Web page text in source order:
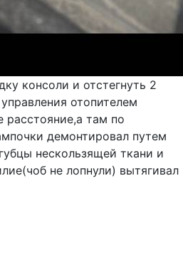
консоли и отстегнуть 2
отопителем
расстояние,а там по
демонтировал путем
нескользящей ткани и
не лопнули) вытягивал